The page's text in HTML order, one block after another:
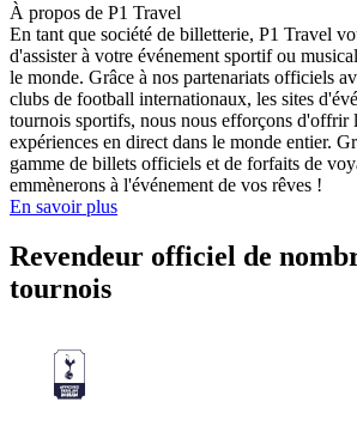
À propos de P1 Travel
En tant que société de billetterie, P1 Travel
d'assister à votre événement sportif ou
le monde. Grâce à nos partenariats officiels
clubs de football internationaux, les sites
tournois sportifs, nous nous efforçons d'offrir
expériences en direct dans le monde entier.
gamme de billets officiels et de forfaits de
emmènerons à l'événement de vos rêves !
En savoir plus
Revendeur officiel de
tournois